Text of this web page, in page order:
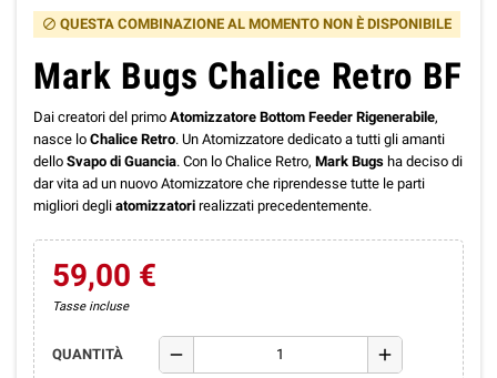
block QUESTA COMBINAZIONE AL MOMENTO NON È DISPONIBILE
Mark Bugs Chalice Retro BF
Dai creatori del primo Atomizzatore Bottom Feeder Rigenerabile,
nasce lo Chalice Retro. Un Atomizzatore dedicato a tutti gli amanti
dello Svapo di Guancia. Con lo Chalice Retro, Mark Bugs ha deciso di
dar vita ad un nuovo Atomizzatore che riprendesse tutte le parti
migliori degli atomizzatori realizzati precedentemente.
59,00 €
Tasse incluse
QUANTITÀ remove add